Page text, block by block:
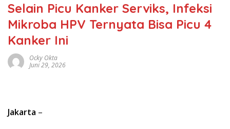
Selain Picu Kanker Serviks, Infeksi
Mikroba HPV Ternyata Bisa Picu 4
Kanker Ini
Ocky Okta
Juni 29, 2026
Jakarta –